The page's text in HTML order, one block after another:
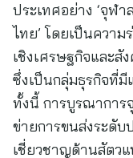
ประเทศอย่าง ‘จุฬ
ไทย’ โดยเป็นควา
เชิงเศรษฐกิจและสั
ซึ่งเป็นกลุ่มธุรกิจที่มี
ทั้งนี้ การบูรณาการ
ข่ายการขนส่งระดั
เชี่ยวชาญด้านสัตว